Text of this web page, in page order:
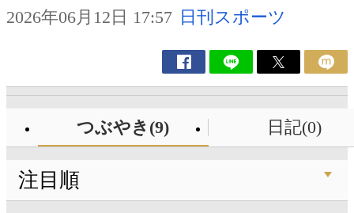
2026年06月12日 17:57 日刊スポーツ
つぶやき(9) 日記(0)
注目順